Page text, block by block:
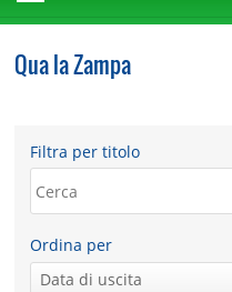
Qua la Zampa
Filtra per titolo
Ordina per